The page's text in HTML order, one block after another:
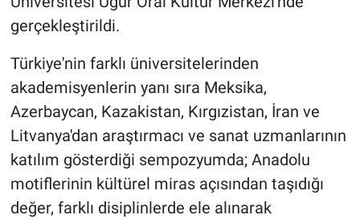
gerçekleştirildi.
Türkiye'nin farklı üniversitelerinden
akademisyenlerin yanı sıra Meksika,
Azerbaycan, Kazakistan, Kırgızistan, İran ve
Litvanya'dan araştırmacı ve sanat uzmanlarının
katılım gösterdiği sempozyumda; Anadolu
motiflerinin kültürel miras açısından taşıdığı
değer, farklı disiplinlerde ele alınarak